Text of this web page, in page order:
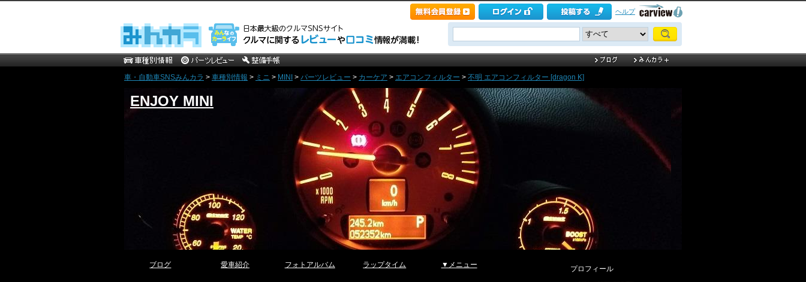
ヘルプ
車・自動車SNSみんカラ > 車種別情報 > ミニ > MINI > パーツレビュー > カーケア > エアコンフィルター > 不明 エアコンフィルター [dragon K]
ENJOY MINI
ブログ 愛車紹介 フォトアルバム ラップタイム ▼メニュー プロフィール